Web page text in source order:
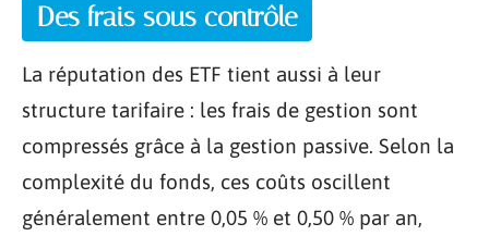
Des frais sous contrôle
La réputation des ETF tient aussi à leur
structure tarifaire : les frais de gestion sont
compressés grâce à la gestion passive. Selon la
complexité du fonds, ces coûts oscillent
généralement entre 0,05 % et 0,50 % par an,